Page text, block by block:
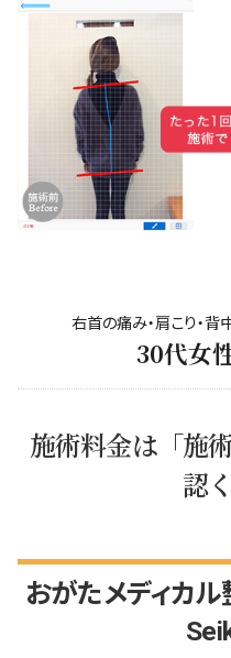
右首の痛み・肩こり・
30代女
施術料金は「施
認
おがたメディカ